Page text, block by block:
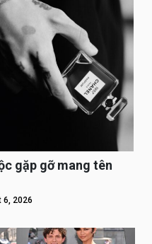
gặp gỡ mang tên
6, 2026